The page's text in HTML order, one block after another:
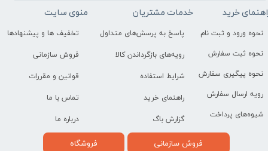
خرید
نحوه ورود و ثبت نام
نحوه ثبت سفارش
نحوه پیگیری سفارش
رویه ارسال سفارش
شیوه‌های پرداخت
خدمات مشتریان
پاسخ به پرسش‌های متداول
رویه‌های بازگرداندن کالا
شرایط استفاده
راهنمای خرید
گزارش باگ
منوی سایت
تخفیف ها و پیشنهادها
فروش سازمانی
قوانین و مقررات
تماس با ما
درباره ما
فروش سازمانی فروشگاه